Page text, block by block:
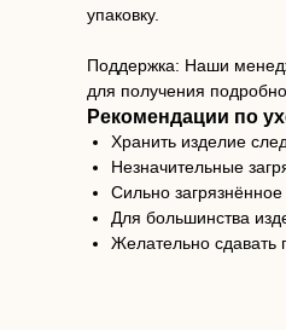
упаковку.
Поддержка: Наши
для получения
Рекомендации по
Хранить изделие
Незначительные
Сильно
Для большинства
Желательно сдавать